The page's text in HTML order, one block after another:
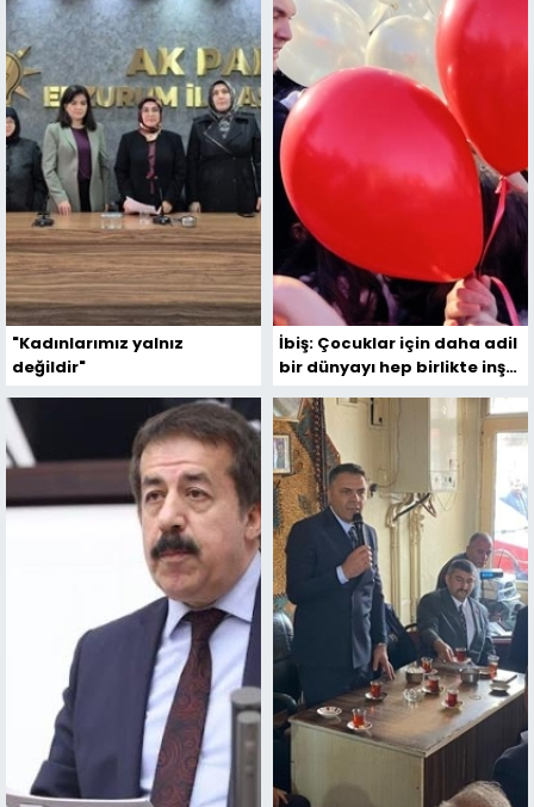
"Kadınlarımız yalnız
değildir"
İbiş: Çocuklar için daha adil
bir dünyayı hep birlikte inşa